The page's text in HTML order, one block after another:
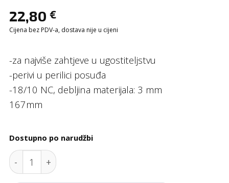
22,80€
Cijena bez PDV-a, dostava nije u cijeni
-za najviše zahtjeve u ugostiteljstvu
-perivi u perilici posuđa
-18/10 NC, debljina materijala: 3 mm
167mm
Dostupno po narudžbi
Ilios vilica za kolače N°6 (set od 12 komada)